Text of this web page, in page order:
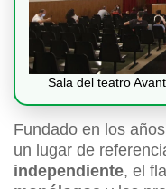
Sala del teatro
Fundado en los
un lugar de
independiente, el